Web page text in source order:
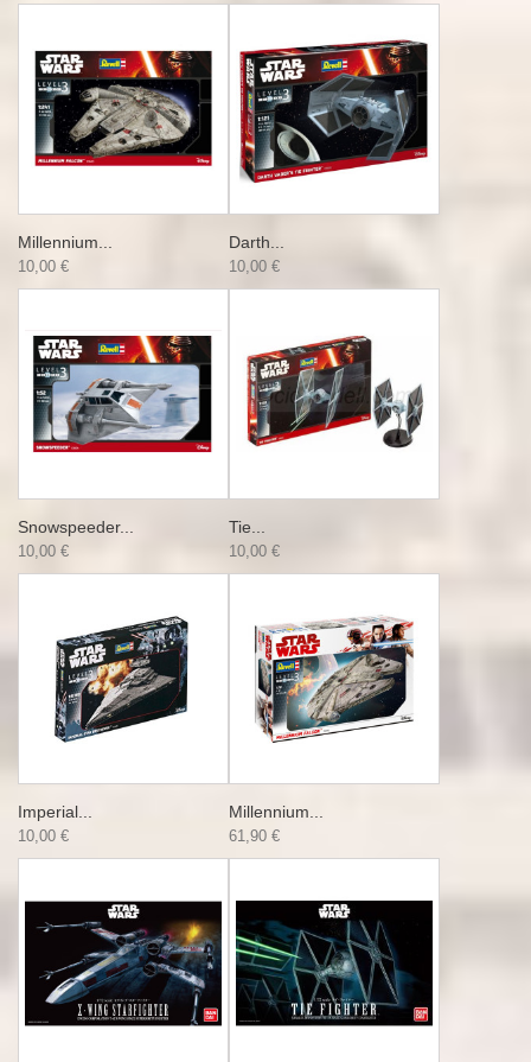
Millennium...
10,00 €
Darth...
10,00 €
Snowspeeder...
10,00 €
Tie...
10,00 €
Imperial...
10,00 €
Millennium...
61,90 €